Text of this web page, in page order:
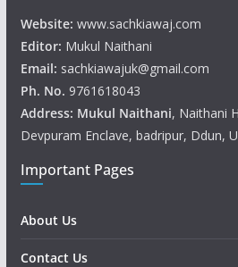
Website: www.sachkiawaj.com
Editor: Mukul Naithani
Email: sachkiawajuk@gmail.com
Ph. No. 9761618043
Address: Mukul Naithani, Naithani
Devpuram Enclave, badripur, Ddun,
Important Pages
About Us
Contact Us